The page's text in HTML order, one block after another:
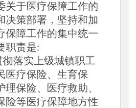
关于医疗保障工作的
决策部署，坚持和加
保障工作的集中统一
职责是:
彻落实上级城镇职工
医疗保险、生育保
理保险、医疗救助、
险等医疗保障地方性